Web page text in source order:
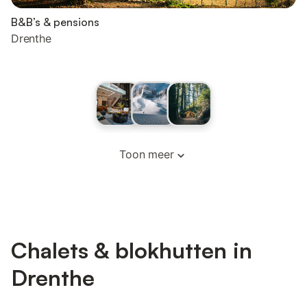
B&B’s & pensions
Drenthe
Toon meer
Chalets & blokhutten in
Drenthe